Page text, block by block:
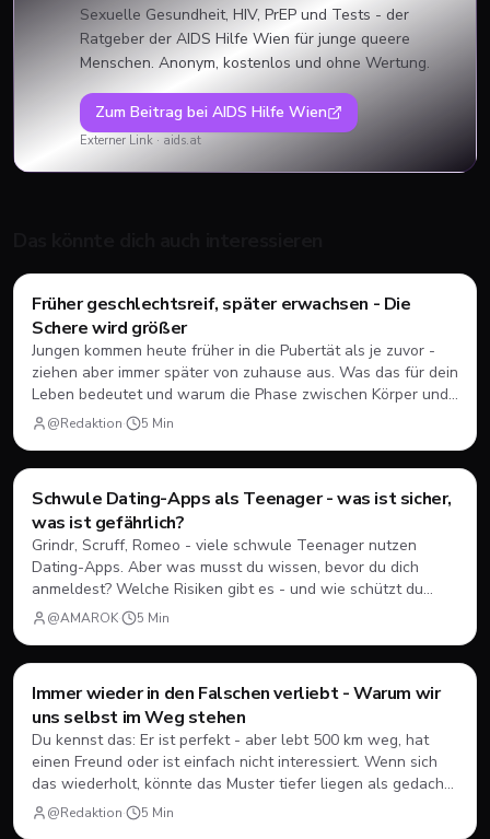
Sexuelle Gesundheit, HIV, PrEP und Tests - der
Ratgeber der AIDS Hilfe Wien für junge queere
Menschen. Anonym, kostenlos und ohne Wertung.
Zum Beitrag bei AIDS Hilfe Wien
Externer Link · aids.at
Style & Body
Früher geschlechtsreif, später erwachsen - Die
Schere wird größer
Jungen kommen heute früher in die Pubertät als je zuvor -
ziehen aber immer später von zuhause aus. Was das für dein
Leben bedeutet und warum die Phase zwischen Körper und
Kopf immer länger wird.
@Redaktion· 5 Min
💘Dating
Schwule Dating-Apps als Teenager - was ist sicher,
was ist gefährlich?
Grindr, Scruff, Romeo - viele schwule Teenager nutzen
Dating-Apps. Aber was musst du wissen, bevor du dich
anmeldest? Welche Risiken gibt es - und wie schützt du
dich?
@AMAROK· 5 Min
💘Dating
Immer wieder in den Falschen verliebt - Warum wir
uns selbst im Weg stehen
Du kennst das: Er ist perfekt - aber lebt 500 km weg, hat
einen Freund oder ist einfach nicht interessiert. Wenn sich
das wiederholt, könnte das Muster tiefer liegen als gedacht.
Ein ehrlicher Blick darauf, warum wir manchmal genau die
Jungs wollen, die wir nicht haben können.
@Redaktion· 5 Min